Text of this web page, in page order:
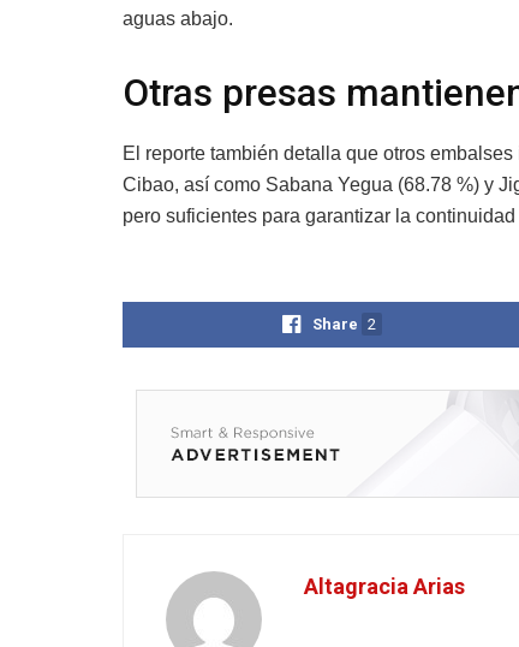
aguas abajo.
Otras presas
El reporte también detalla que otros
Cibao, así como Sabana Yegua (68.78 %) y
pero suficientes para garantizar la
Share 2
Altagracia Arias